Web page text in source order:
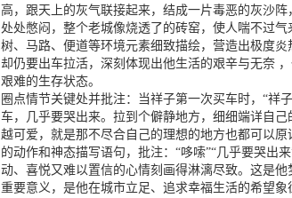
高，跟天上的灰气联接起来，结成一片毒恶的灰沙阵
处处憋闷，整个老城像烧透了的砖窑，使人喘不过
树、马路、便道等环境元素细致描绘，营造出极度
却仍要出车拉活，深刻体现出他生活的艰辛与无奈
艰难的生存状态。
圈点情节关键处并批注：当祥子第一次买车时，“祥
车，几乎要哭出来。拉到个僻静地方，细细端详自
越可爱，就是那不尽合自己的理想的地方也都可以
的动作和神态描写语句，批注：“哆嗦”“几乎要哭出
动、喜悦又难以置信的心情刻画得淋漓尽致。这是
重要意义，是他在城市立足、追求幸福生活的希望象